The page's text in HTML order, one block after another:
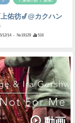
佑彷🎷@カクハン
12/14 - №19129 516